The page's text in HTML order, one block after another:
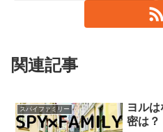
関連記事
スパイファミリー
ヨル
密は？